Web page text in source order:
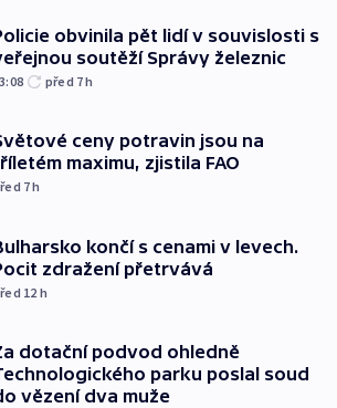
obvinila pět lidí v souvislosti s
soutěží Správy železnic
před 7h
ceny potravin jsou na
maximu, zjistila FAO
7h
končí s cenami v levech.
zdražení přetrvává
12 h
dotační podvod ohledně
parku poslal soud
vězení dva muže